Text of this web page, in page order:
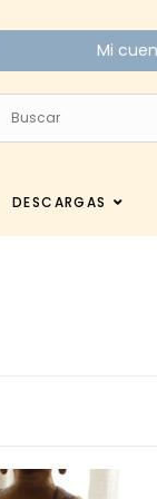
Mi
DESCARGAS